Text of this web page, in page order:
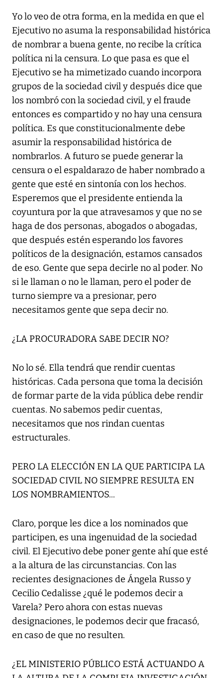
Yo lo veo de otra forma, en la medida en que el
Ejecutivo no asuma la responsabilidad histórica
de nombrar a buena gente, no recibe la crítica
política ni la censura. Lo que pasa es que el
Ejecutivo se ha mimetizado cuando incorpora
grupos de la sociedad civil y después dice que
los nombró con la sociedad civil, y el fraude
entonces es compartido y no hay una censura
política. Es que constitucionalmente debe
asumir la responsabilidad histórica de
nombrarlos. A futuro se puede generar la
censura o el espaldarazo de haber nombrado a
gente que esté en sintonía con los hechos.
Esperemos que el presidente entienda la
coyuntura por la que atravesamos y que no se
haga de dos personas, abogados o abogadas,
que después estén esperando los favores
políticos de la designación, estamos cansados
de eso. Gente que sepa decirle no al poder. No
si le llaman o no le llaman, pero el poder de
turno siempre va a presionar, pero
necesitamos gente que sepa decir no.
¿LA PROCURADORA SABE DECIR NO?
No lo sé. Ella tendrá que rendir cuentas
históricas. Cada persona que toma la decisión
de formar parte de la vida pública debe rendir
cuentas. No sabemos pedir cuentas,
necesitamos que nos rindan cuentas
estructurales.
PERO LA ELECCIÓN EN LA QUE PARTICIPA LA
SOCIEDAD CIVIL NO SIEMPRE RESULTA EN
LOS NOMBRAMIENTOS...
Claro, porque les dice a los nominados que
participen, es una ingenuidad de la sociedad
civil. El Ejecutivo debe poner gente ahí que esté
a la altura de las circunstancias. Con las
recientes designaciones de Ángela Russo y
Cecilio Cedalisse ¿qué le podemos decir a
Varela? Pero ahora con estas nuevas
designaciones, le podemos decir que fracasó,
en caso de que no resulten.
¿EL MINISTERIO PÚBLICO ESTÁ ACTUANDO A